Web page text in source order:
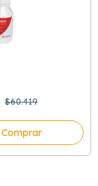
$60.419
Comprar